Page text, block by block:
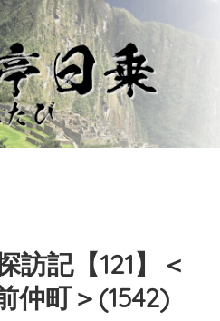
訪記【121】＜
町＞(1542)